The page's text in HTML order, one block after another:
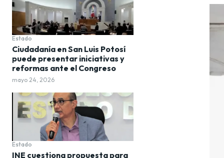
Estado
Ciudadanía en San Luis Potosí
puede presentar iniciativas y
reformas ante el Congreso
mayo 24, 2026
Estado
INE cuestiona propuesta para